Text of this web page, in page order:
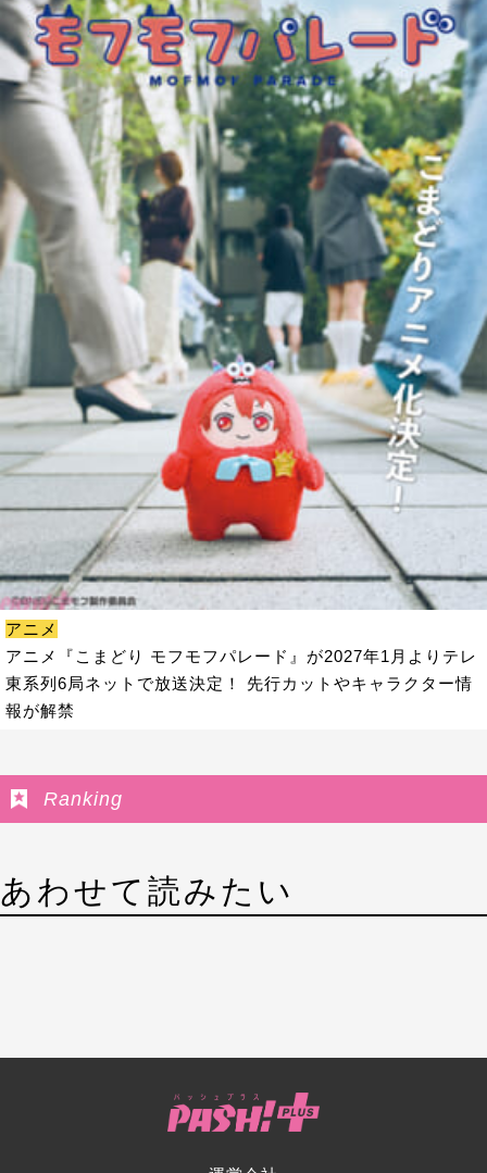
アニメ
アニメ『こまどり モフモフパレード』が2027年1月よりテレ
東系列6局ネットで放送決定！ 先行カットやキャラクター情
報が解禁
Ranking
あわせて読みたい